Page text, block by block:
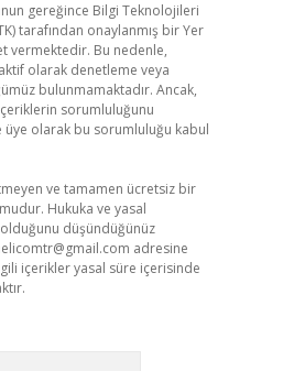
gereğince Bilgi Teknolojileri
tarafından onaylanmış bir Yer
vermektedir. Bu nedenle,
olarak denetleme veya
bulunmamaktadır. Ancak,
sorumluluğunu
üye olarak bu sorumluluğu kabul
ve tamamen ücretsiz bir
Hukuka ve yasal
düşündüğünüz
adresine
içerikler yasal süre içerisinde